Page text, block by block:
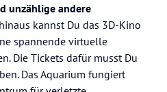
unzählige andere
kannst Du das 3D-Kino
spannende virtuelle
Die Tickets dafür musst Du
Das Aquarium fungiert